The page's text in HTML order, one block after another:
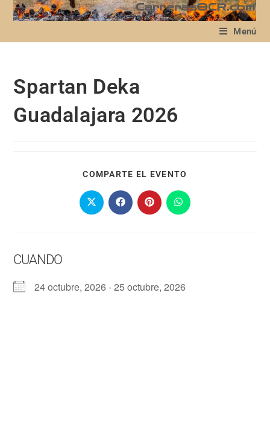
Menú
Spartan Deka
Guadalajara 2026
COMPARTE EL EVENTO
CUANDO
24 octubre, 2026 - 25 octubre, 2026